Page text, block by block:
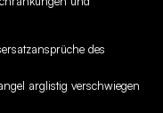
des
arglistig verschwiegen